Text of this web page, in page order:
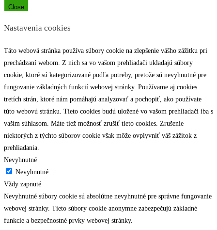
Close
Nastavenia cookies
Táto webová stránka používa súbory cookie na zlepšenie vášho zážitku pri
prechádzaní webom. Z nich sa vo vašom prehliadači ukladajú súbory
cookie, ktoré sú kategorizované podľa potreby, pretože sú nevyhnutné pre
fungovanie základných funkcií webovej stránky. Používame aj cookies
tretích strán, ktoré nám pomáhajú analyzovať a pochopiť, ako používate
túto webovú stránku. Tieto cookies budú uložené vo vašom prehliadači iba s
vaším súhlasom. Máte tiež možnosť zrušiť tieto cookies. Zrušenie
niektorých z týchto súborov cookie však môže ovplyvniť váš zážitok z
prehliadania.
Nevyhnutné
Nevyhnutné
Vždy zapnuté
Nevyhnutné súbory cookie sú absolútne nevyhnutné pre správne fungovanie
webovej stránky. Tieto súbory cookie anonymne zabezpečujú základné
funkcie a bezpečnostné prvky webovej stránky.